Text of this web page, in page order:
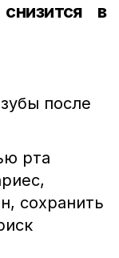
в
после
рта
сохранить